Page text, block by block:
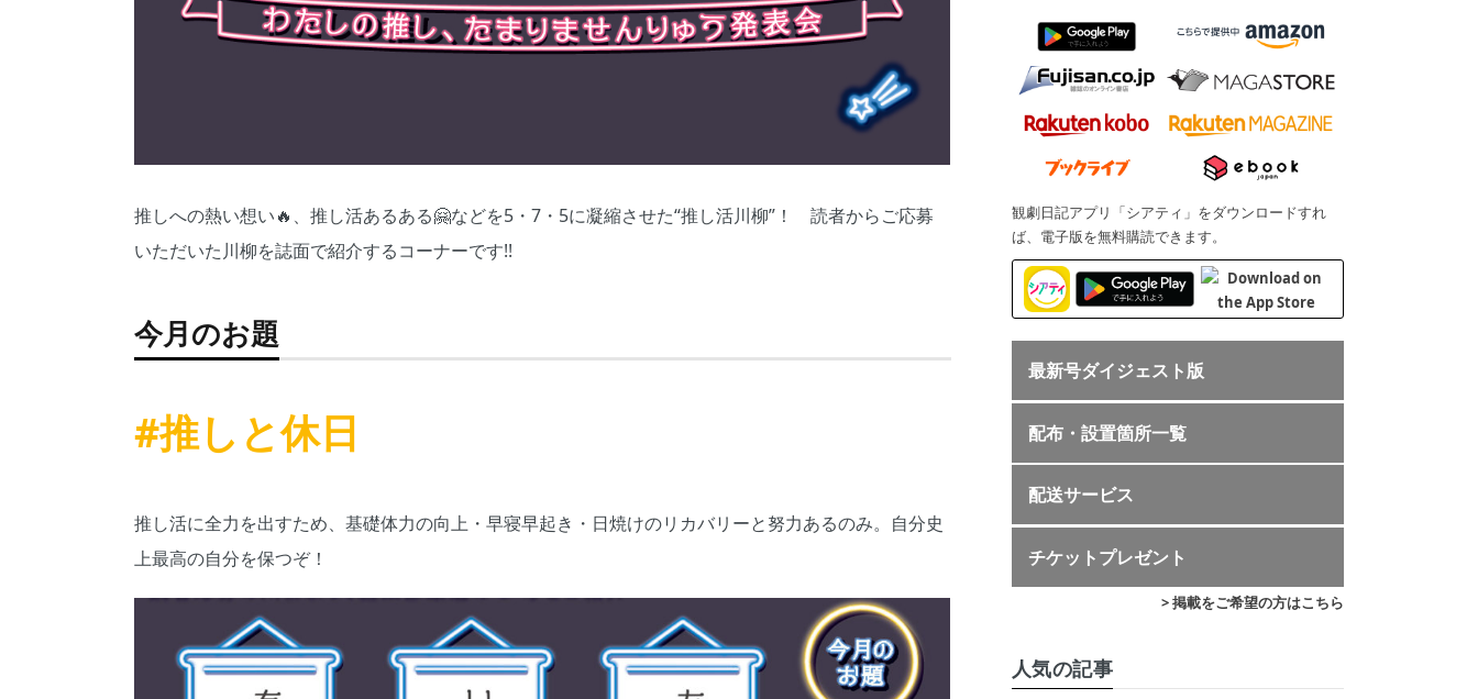
推しへの熱い想い🔥、推し活あるある🤗などを5・7・5に凝縮させた“推し活川柳”！ 読者からご応募
いただいた川柳を誌面で紹介するコーナーです!!
今月のお題
#推しと休日
推し活に全力を出すため、基礎体力の向上・早寝早起き・日焼けのリカバリーと努力あるのみ。自分史
上最高の自分を保つぞ！
観劇日記アプリ「シアティ」をダウンロードすれ
ば、電子版を無料購読できます。
最新号ダイジェスト版
配布・設置箇所一覧
配送サービス
チケットプレゼント
> 掲載をご希望の方はこちら
人気の記事